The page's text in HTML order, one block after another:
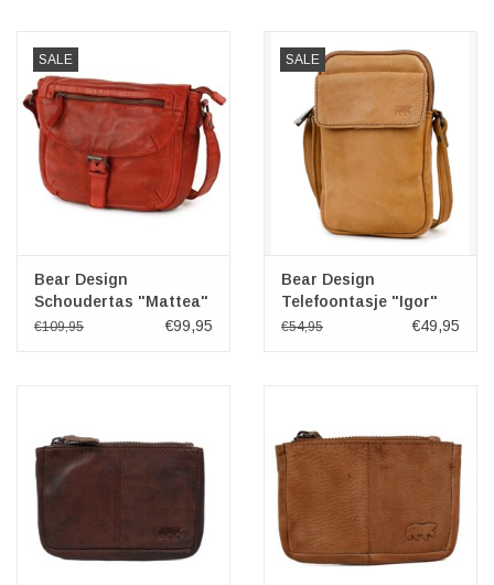
SALE
Bear Design
Schoudertas "Mattea"
rood
€109,95 €99,95
SALE
Bear Design
Telefoontasje "Igor"
taupe
€54,95 €49,95